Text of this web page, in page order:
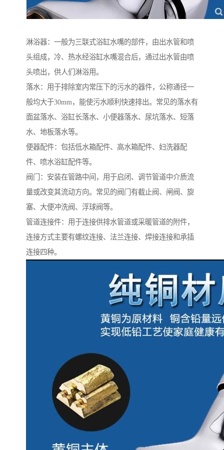
淋浴器：一般为三联式浴缸水嘴的部件，由出水管和喷
头组成，冷、热水经浴缸水嘴混合后，通过出水管由喷
头喷出，供人们淋浴用。
落水：用于排除室内常压下的污水的器件，公称通径一
般均大于30mm，能使污水顺利快速排出。常见的落水有
面盆落水、浴缸长落水、小便器落水、尿坑落水、短落
水、地板落水等。
便器配件：包括低水箱配件、高水箱配件、妇洗器配
件、喷水浴缸配件等。
阀门：安装在管路中间，用于启闭、调节管道中介质流
量或改变其流动方向。常见的阀门有截止阀、闸阀、旋
塞、大便冲洗阀、浮球阀等。
管道连接件：用于连接供排水管道或采暖管道的附件，
连接方式主要有螺纹连接、法兰连接、焊接连接和承插
连接四种。